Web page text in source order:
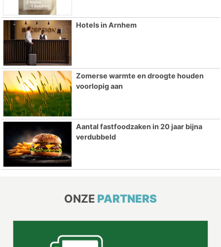
Hotels in Arnhem
Zomerse warmte en droogte houden
voorlopig aan
Aantal fastfoodzaken in 20 jaar bijna
verdubbeld
ONZE PARTNERS